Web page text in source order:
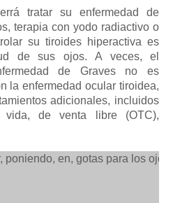
tratar su enfermedad de
terapia con yodo radiactivo o
su tiroides hiperactiva es
de sus ojos.A veces, el
de Graves no es
la enfermedad ocular tiroidea,
adicionales, incluidos
de venta libre (OTC),